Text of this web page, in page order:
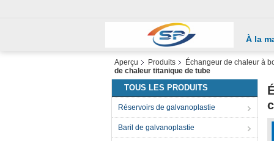
À la
Aperçu Produits
Échangeur de chaleur à
de chaleur titanique de tube
TOUS LES PRODUITS
Réservoirs de galvanoplastie
Baril de galvanoplastie